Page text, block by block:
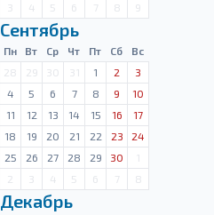
3 4 5 6 7 8 9
Сентябрь
Пн Вт Ср Чт Пт Сб
Вс
28 29 30 31 1 2
3
4 5 6 7 8 9
10
11 12 13 14 15 16
17
18 19 20 21 22 23
24
25 26 27 28 29 30
1
2 3 4 5 6 7 8
Декабрь